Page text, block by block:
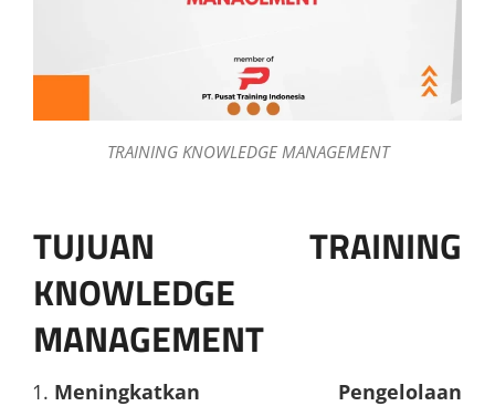
TRAINING KNOWLEDGE MANAGEMENT
TUJUAN TRAINING
KNOWLEDGE
MANAGEMENT
Meningkatkan Pengelolaan